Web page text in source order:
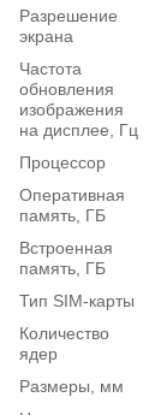
Разрешение
экрана
Частота
обновления
изображения
на дисплее, Гц
Процессор
Оперативная
память, ГБ
Встроенная
память, ГБ
Тип SIM-карты
Количество
ядер
Размеры, мм